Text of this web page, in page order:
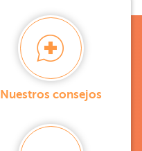
Nuestros consejos